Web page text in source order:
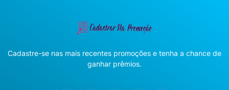
Cadastre-se nas mais recentes promoções e tenha a chance de
ganhar prêmios.